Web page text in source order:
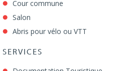
Cour commune
Salon
Abris pour vélo ou VTT
SERVICES